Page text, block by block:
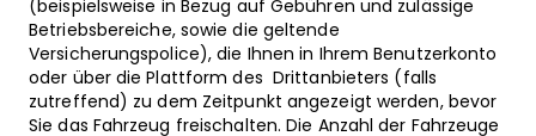
(beispielsweise in Bezug auf Gebühren und zulässige
Betriebsbereiche, sowie die geltende
Versicherungspolice), die Ihnen in Ihrem Benutzerkonto
oder über die Plattform des Drittanbieters (falls
zutreffend) zu dem Zeitpunkt angezeigt werden, bevor
Sie das Fahrzeug freischalten.Die Anzahl der Fahrzeuge